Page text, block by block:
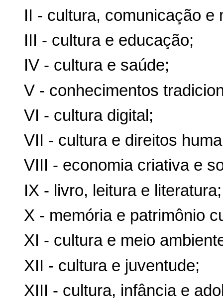
II - cultura, comunicação e
III - cultura e educação;
IV - cultura e saúde;
V - conhecimentos
VI - cultura digital;
VII - cultura e direitos
VIII - economia criativa e
IX - livro, leitura e literatura;
X - memória e patrimônio
XI - cultura e meio
XII - cultura e juventude;
XIII - cultura, infância e